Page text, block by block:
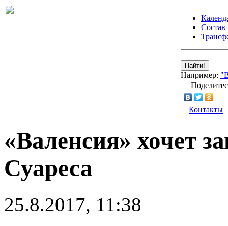
Состав
Найти!
Например:
Контакты
«Валенсия» хочет
Суареса
25.8.2017, 11:38